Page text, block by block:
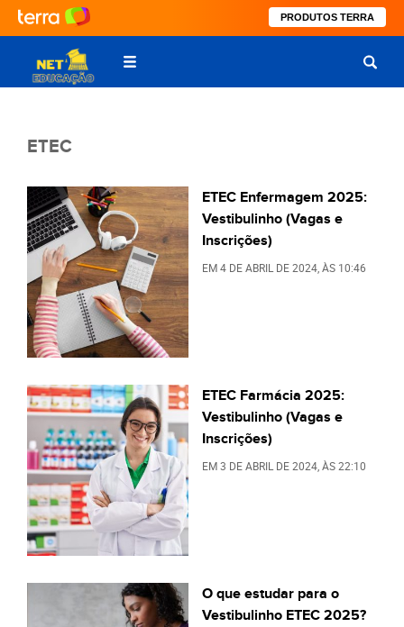
PRODUTOS TERRA
ETEC
ETEC Enfermagem 2025:
Vestibulinho (Vagas e
Inscrições)
EM4 DE ABRIL DE 2024 , ÀS 10:46
ETEC Farmácia 2025:
Vestibulinho (Vagas e
Inscrições)
EM3 DE ABRIL DE 2024 , ÀS22:10
O que estudar para o
Vestibulinho ETEC 2025?